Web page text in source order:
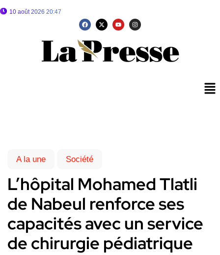
10 août 2026 20:47
A la une Société
L’hôpital Mohamed Tlatli
de Nabeul renforce ses
capacités avec un service
de chirurgie pédiatrique